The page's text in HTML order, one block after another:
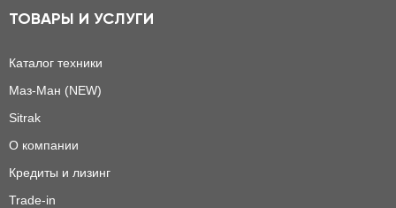
ТОВАРЫ И УСЛУГИ
Каталог техники
Маз-Ман (NEW)
Sitrak
О компании
Кредиты и лизинг
Trade-in